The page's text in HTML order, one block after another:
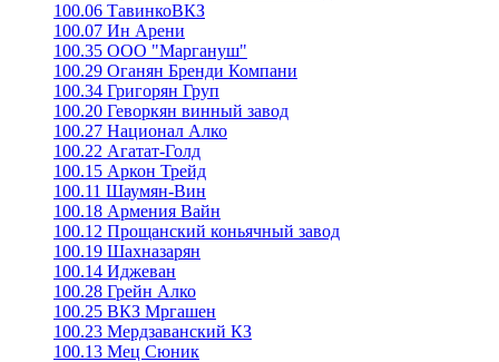
100.06 ТавинкоВКЗ
100.07 Ин Арени
100.35 ООО "Маргануш"
100.29 Оганян Бренди Компани
100.34 Григорян Груп
100.20 Геворкян винный завод
100.27 Национал Алко
100.22 Агатат-Голд
100.15 Аркон Трейд
100.11 Шаумян-Вин
100.18 Армения Вайн
100.12 Прощанский коньячный завод
100.19 Шахназарян
100.14 Иджеван
100.28 Грейн Алко
100.25 ВКЗ Мргашен
100.23 Мердзаванский КЗ
100.13 Мец Сюник